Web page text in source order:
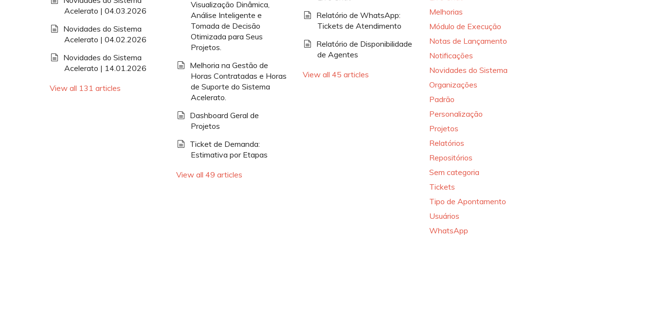
Acelerato | 04.03.2026
Novidades do Sistema
Acelerato | 04.02.2026
Novidades do Sistema
Acelerato | 14.01.2026
View all 131 articles
Visualização Dinâmica,
Análise Inteligente e
Tomada de Decisão
Otimizada para Seus
Projetos.
Melhoria na Gestão de
Horas Contratadas e Horas
de Suporte do Sistema
Acelerato.
Dashboard Geral de
Projetos
Ticket de Demanda:
Estimativa por Etapas
View all 49 articles
Relatório de WhatsApp:
Tickets de Atendimento
Relatório de Disponibilidade
de Agentes
View all 45 articles
Melhorias
Módulo de Execução
Notas de Lançamento
Notificações
Novidades do Sistema
Organizações
Padrão
Personalização
Projetos
Relatórios
Repositórios
Sem categoria
Tickets
Tipo de Apontamento
Usuários
WhatsApp